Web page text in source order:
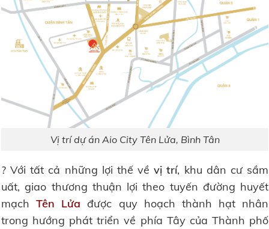
Vị trí dự án Aio City Tên Lửa, Bình Tân
? Với tất cả những lợi thế vềvị trí, khu dân cư sầm
uất, giao thương thuận lợi theo tuyến đường huyết
mạchTên Lửa được quy hoạch thành hạt nhân
trong hướng phát triển về phía Tây của Thành phố